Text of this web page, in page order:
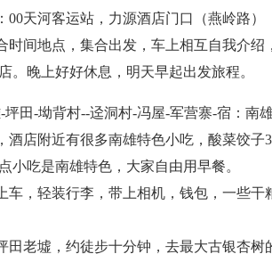
河客运站，力源酒店门口（燕岭路）
间地点，集合出发，车上相互自我介绍
。晚上好好休息，明天早起出发旅程。
坪田-坳背村--迳洞村-冯屋-军营寨-宿：南
店附近有很多南雄特色小吃，酸菜饺子
小吃是南雄特色，大家自由用早餐。
，轻装行李，带上相机，钱包，一些干
老墟，约徒步十分钟，去最大古银杏树